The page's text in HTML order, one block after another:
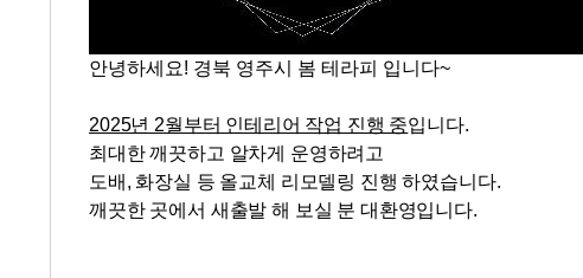
안녕하세요! 경북 영주시 봄 테라피 입니다~
2025년 2월부터 인테리어 작업 진행 중입니다.
최대한 깨끗하고 알차게 운영하려고
도배, 화장실 등 올교체 리모델링 진행 하였습니다.
깨끗한 곳에서 새출발 해 보실 분 대환영입니다.